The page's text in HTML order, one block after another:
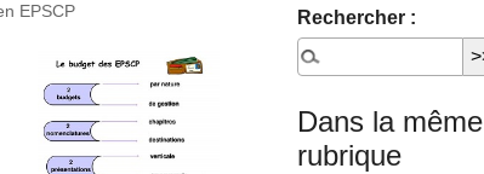
EPSCP Rechercher :
Dans la même
rubrique